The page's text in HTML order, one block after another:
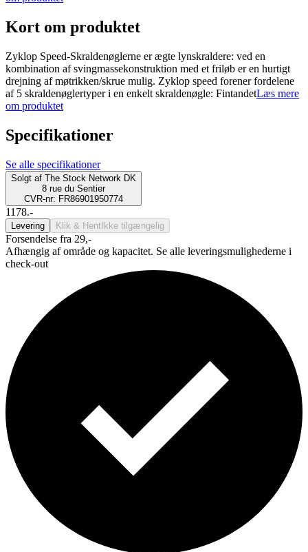
Kort om produktet
Zyklop Speed-Skraldenøglerne er ægte lynskraldere: ved en
kombination af svingmassekonstruktion med et friløb er en hurtigt
drejning af møtrikken/skrue mulig. Zyklop speed forener fordelene
af 5 skraldenøglertyper i en enkelt skraldenøgle: FintandetLæs mere
om produktet
Specifikationer
Se alle specifikationer
Solgt af The Stock Network DK
8 rue du Sentier
CVR-nr: FR86901950774
1178.-
Levering Klik & Hent Ikke tilgængelig
Forsendelse fra 29,-
Afhængig af område og kapacitet. Se alle leveringsmulighederne i
check-out